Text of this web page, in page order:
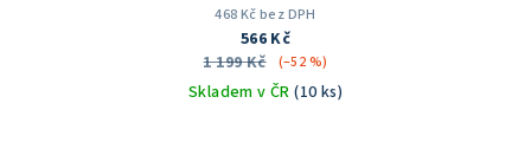
468 Kč bez DPH
566 Kč
1 199 Kč
(–52 %)
Skladem v ČR(10 ks)